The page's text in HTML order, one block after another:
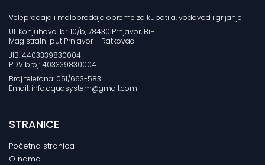
Veleprodaja i maloprodaja opreme za kupatila, vodovod i grijanje
Ul. Konjuhovci br. 10/b, 78430 Prnjavor, BiH
Magistralni put Prnjavor – Ratkovac
JIB: 4403339830004
PDV broj: 403339830004
Broj telefona: 051/663-583
Email: info.aquasystem@gmail.com
STRANICE
Početna stranica
O nama